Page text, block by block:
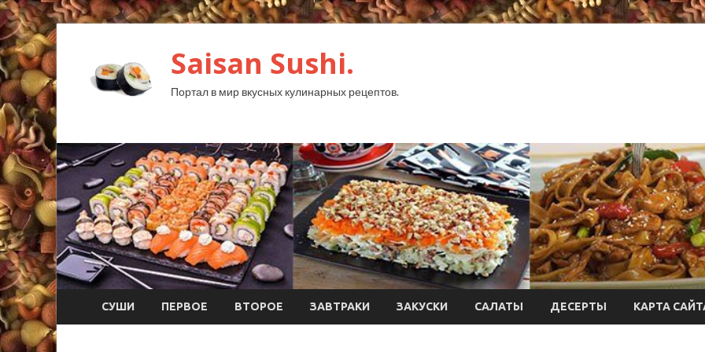
Saisan Sushi.
Портал в мир вкусных кулинарных рецептов.
СУШИ ПЕРВОЕ ВТОРОЕ ЗАВТРАКИ ЗАКУСКИ САЛАТЫ ДЕСЕРТЫ КАРТА